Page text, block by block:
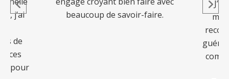
j’ai
de
pour
beaucoup de savoir-faire.